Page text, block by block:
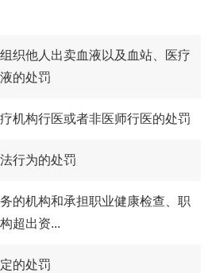
织他人出卖血液以及血站、医疗
的处罚
机构行医或者非医师行医的处罚
行为的处罚
的机构和承担职业健康检查、职
超出资...
的处罚